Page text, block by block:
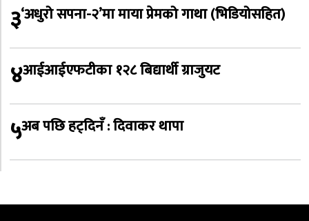
३‘अधुरो सपना-२’मा माया प्रेमको गाथा (भिडियोसहित)
४आईआईएफटीका १२८ बिद्यार्थी ग्राजुयट
५अब पछि हट्दिनँ : दिवाकर थापा